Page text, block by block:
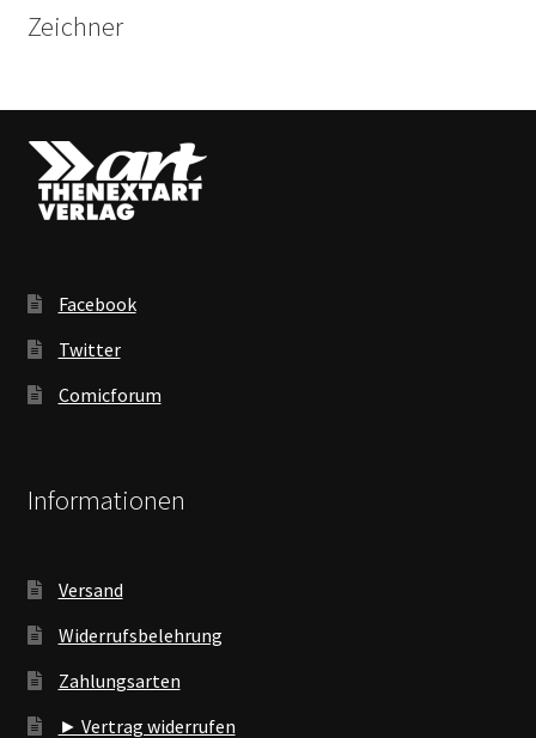
Zeichner
Facebook
Twitter
Comicforum
Informationen
Versand
Widerrufsbelehrung
Zahlungsarten
► Vertrag widerrufen